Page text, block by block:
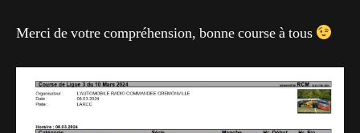
Merci de votre compréhension, bonne course à tous